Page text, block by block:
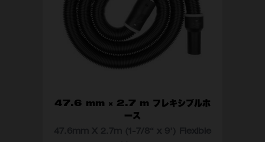
47.6 mm × 2.7 m フレキシブルホ
ース